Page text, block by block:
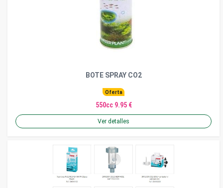
BOTE SPRAY CO2
Oferta
550cc 9.95 €
Ver detalles